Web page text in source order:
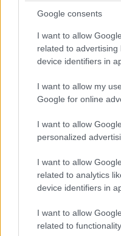
Google consents
I want to allow
related to
device identifiers in
I want to allow my
Google for online
I want to allow
personalized
I want to allow
related to analytics
device identifiers in
I want to allow
related to